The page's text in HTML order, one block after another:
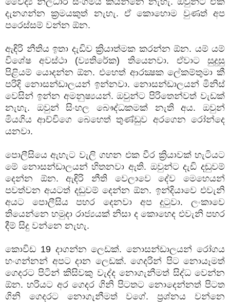
දැනගන්න ක්‍රමයකුත් නැහැ. ඒ කොහොම වුණත් අප
පරෙස්සම් වන්න ඕන.
ඇඳිරි නීතිය ඉතා දැඩිව ක්‍රියාත්මක කරන්න ඕන. යම් යම්
විශේෂ අවස්ථා (ව්‍යතිරේක) තියෙනවා. ඒවාට සුදුසු
පිළියම් යොදන්න ඕන. එහෙත් ආරක්‍ෂක ලේකම්තුමා කී
පරිදි නොසන්ඩාලයන් ඉන්නවා. නොසන්ඩාලයන් මිනිස්
වෙසින් ඉන්න අමනුෂ්‍යයන්. ඔවුන්ට පිරිතෙන්වත් වැඩක්
නැහැ. ඔවුන් සිංහල බෞද්ධකමක් නැති අය. ඔවුන්
මියගිය ආච්චිගෙ බෙහෙත් තුණ්ඩුව අරගෙන රෝන්දෙ
යනවා.
පොලීසියෙ ඇහැට වැලි ගහන එක වීර ක්‍රියාවක් හැටියට
මේ නොසන්ඩාලයන් හිතනවා ඇති. ඔවුන්ට දැඩි දඬුවම්
දෙන්න ඕන. ඇඳිරි නීති වෙලාවෙ දේව මෙහෙයන්
පවත්වන අයටත් දඬුවම් දෙන්න ඕන. ඉන්දියාවෙ එවැනි
අයට පොලීසිය පහර දෙනවා අප දුටුවා. ලංකාවෙ
තියෙන්නෙ හමුදා රාජ්‍යයක් නිසා ද කොහෙද එවැනි පහර
දීම් සිදු වන්නෙ නැහැ.
කොවිඩ 19 දාගන්න ලෙඩක්. නොසන්ඩාලයන් රෝගය
හංගන්නන් අපට දාන ලෙඩක්. ගෙදරින් පිට නොයෑමත්
ගෙදරට පිටින් කිසිවකු වැද්ද නොගැනීමත් සිද්ධ වෙන්න
ඕන. හරියට අර ගෙදර ගිනි පිටතට නොදෙන්නත් පිටත
ගිනි ගෙදරට නොගැනීමත් වගේ. ප්‍රශ්නය වන්නෙ